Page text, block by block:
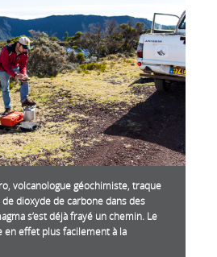
volcanologue géochimiste, traque
dioxyde de carbone dans des
s’est déjà frayé un chemin. Le
en effet plus facilement à la